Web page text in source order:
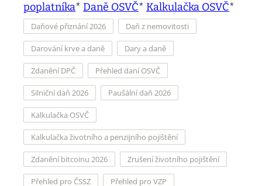
poplatníka* Daně OSVČ* Kalkulačka OSVČ*
Daňové přiznání 2026 Daň z nemovitosti
Darování krve a daně Dary a daně
Zdanění DPČ Přehled daní OSVČ
Silniční daň 2026 Paušální daň 2026
Kalkulačka OSVČ
Kalkulačka životního a penzijního pojištění
Zdanění bitcoinu 2026 Zrušení životního pojištění
Přehled pro ČSSZ Přehled pro VZP